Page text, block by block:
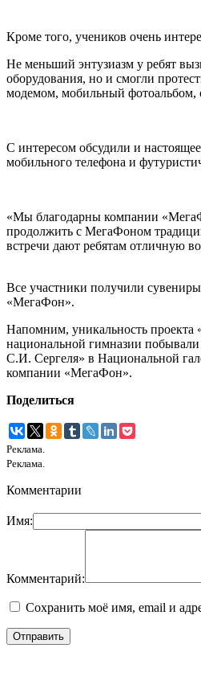
Кроме того, учеников очень
Не меньший энтузиазм у ребят
оборудования, но и смогли
модемом, мобильный фотоальбом,
С интересом обсудили и
мобильного телефона и
«Мы благодарны компании
продолжить с МегаФоном
встречи дают ребятам отличную
Все участники получили
«МегаФон».
Напомним, уникальность проекта
национальной гимназии побывали
С.И. Сергеля» в Национальной
компании «МегаФон».
Поделиться
Реклама.
Реклама.
Комментарии
Имя:
Комментарий:
Сохранить моё имя, email и